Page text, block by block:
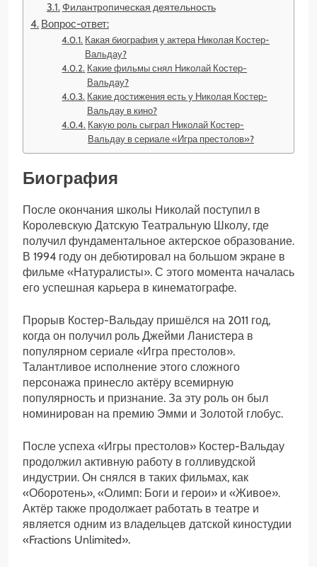
Филантропическая деятельность
Вопрос-ответ:
Какая биография у актера Николая Костер-
Вальдау?
Какие фильмы снял Николай Костер-
Вальдау?
Какие достижения есть у Николая Костер-
Вальдау в кино?
Какую роль сыграл Николай Костер-
Вальдау в сериале «Игра престолов»?
Биография
После окончания школы Николай поступил в
Королевскую Датскую Театральную Школу, где
получил фундаментальное актерское образование.
В 1994 году он дебютировал на большом экране в
фильме «Натуралисты». С этого момента началась
его успешная карьера в кинематографе.
Прорыв Костер-Вальдау пришёлся на 2011 год,
когда он получил роль Джейми Ланистера в
популярном сериале «Игра престолов».
Талантливое исполнение этого сложного
персонажа принесло актёру всемирную
популярность и признание. За эту роль он был
номинирован на премию Эмми и Золотой глобус.
После успеха «Игры престолов» Костер-Вальдау
продолжил активную работу в голливудской
индустрии. Он снялся в таких фильмах, как
«Оборотень», «Олимп: Боги и герои» и «Живое».
Актёр также продолжает работать в театре и
является одним из владельцев датской киностудии
«Fractions Unlimited».